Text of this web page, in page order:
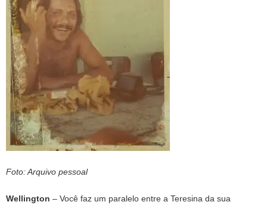
Foto: Arquivo pessoal
Wellington – Você faz um paralelo entre a Teresina da sua